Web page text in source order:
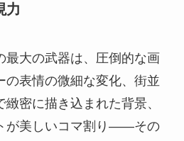
力
最大の武器は、圧倒的な画
の表情の微細な変化、街並
密に描き込まれた背景、
が美しいコマ割り——その